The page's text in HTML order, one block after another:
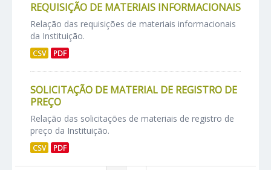
REQUISIÇÃO DE MATERIAIS INFORMACIONAIS
Relação das requisições de materiais informacionais
da Instituição.
CSV PDF
SOLICITAÇÃO DE MATERIAL DE REGISTRO DE
PREÇO
Relação das solicitações de materiais de registro de
preço da Instituição.
CSV PDF